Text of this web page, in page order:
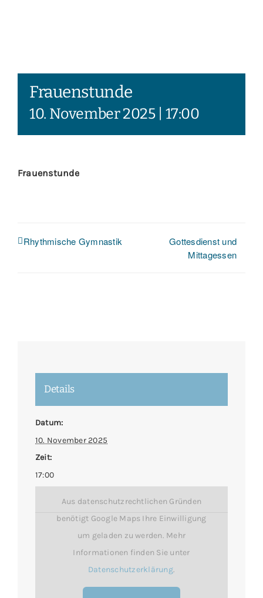
Frauenstunde
10. November 2025 | 17:00
Frauenstunde
Rhythmische Gymnastik
Gottesdienst und
Mittagessen
Details
Datum:
10. November 2025
Zeit:
17:00
Aus datenschutzrechtlichen Gründen
benötigt Google Maps Ihre Einwilligung
um geladen zu werden. Mehr
Informationen finden Sie unter
Datenschutzerklärung.